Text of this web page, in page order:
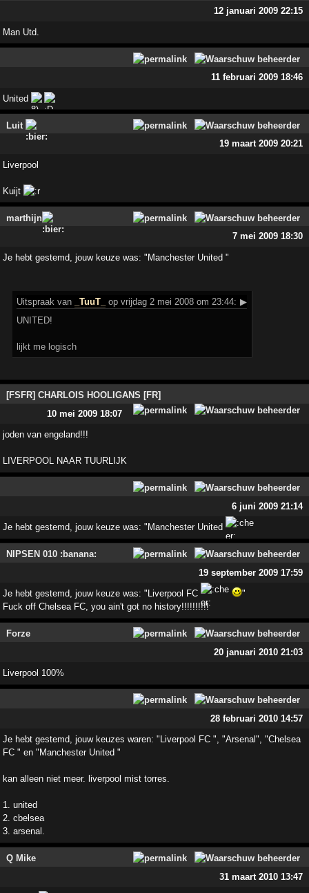
12 januari 2009 22:15
Man Utd.
11 februari 2009 18:46
United
Luit
19 maart 2009 20:21
Liverpool
Kuijt
marthijn
7 mei 2009 18:30
Je hebt gestemd, jouw keuze was: "Manchester United "
Uitspraak van _TuuT_ op vrijdag 2 mei 2008 om 23:44: ▶
UNITED!
lijkt me logisch
[FSFR] CHARLOIS HOOLIGANS [FR]
10 mei 2009 18:07
joden van engeland!!!
LIVERPOOL NAAR TUURLIJK
6 juni 2009 21:14
Je hebt gestemd, jouw keuze was: "Manchester United
NIPSEN 010 :banana:
19 september 2009 17:59
Je hebt gestemd, jouw keuze was: "Liverpool FC
"
Fuck off Chelsea FC, you ain't got no history!!!!!!!!!!
Forze
20 januari 2010 21:03
Liverpool 100%
28 februari 2010 14:57
Je hebt gestemd, jouw keuzes waren: "Liverpool FC ", "Arsenal", "Chelsea
FC " en "Manchester United "
kan alleen niet meer. liverpool mist torres.
1. united
2. cbelsea
3. arsenal.
Q Mike
31 maart 2010 13:47